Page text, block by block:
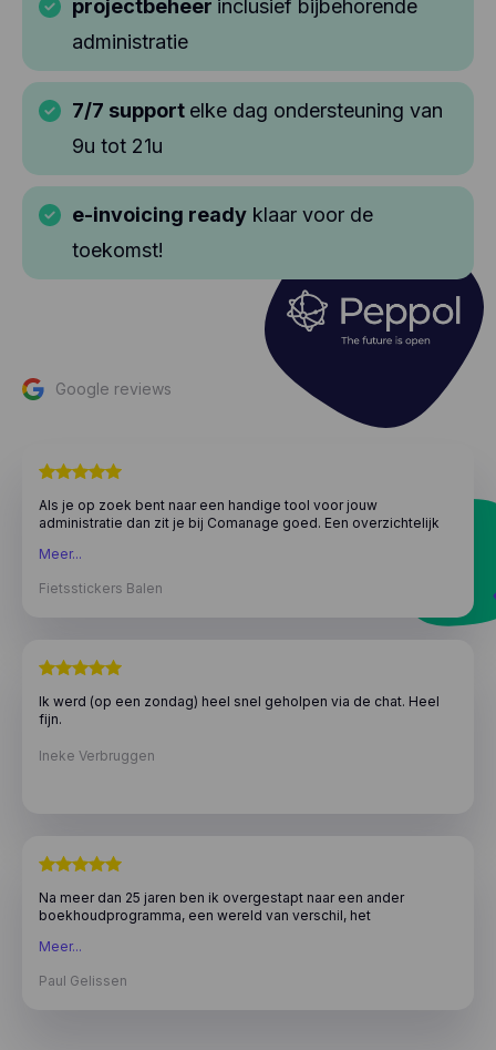
projectbeheer inclusief bijbehorende
administratie
7/7 support elke dag ondersteuning van
9u tot 21u
e-invoicing ready klaar voor de
toekomst!
Google reviews
Als je op zoek bent naar een handige tool voor jouw
administratie dan zit je bij Comanage goed. Een overzichtelijk
een eerlijke prijs Qua helpdesk en service steken ze er wat mij
Meer...
Fietsstickers Balen
Ik werd (op een zondag) heel snel geholpen via de chat. Heel
fijn.
Ineke Verbruggen
Na meer dan 25 jaren ben ik overgestapt naar een ander
boekhoudprogramma, een wereld van verschil, het
doorslag.
Meer...
Paul Gelissen